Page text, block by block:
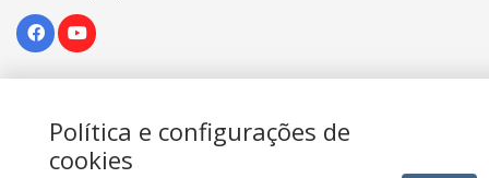
Câmara Municipal de Vereadores de Barracão - Paraná © 2022
Todos os Direitos Reservados
Política e configurações de
cookies